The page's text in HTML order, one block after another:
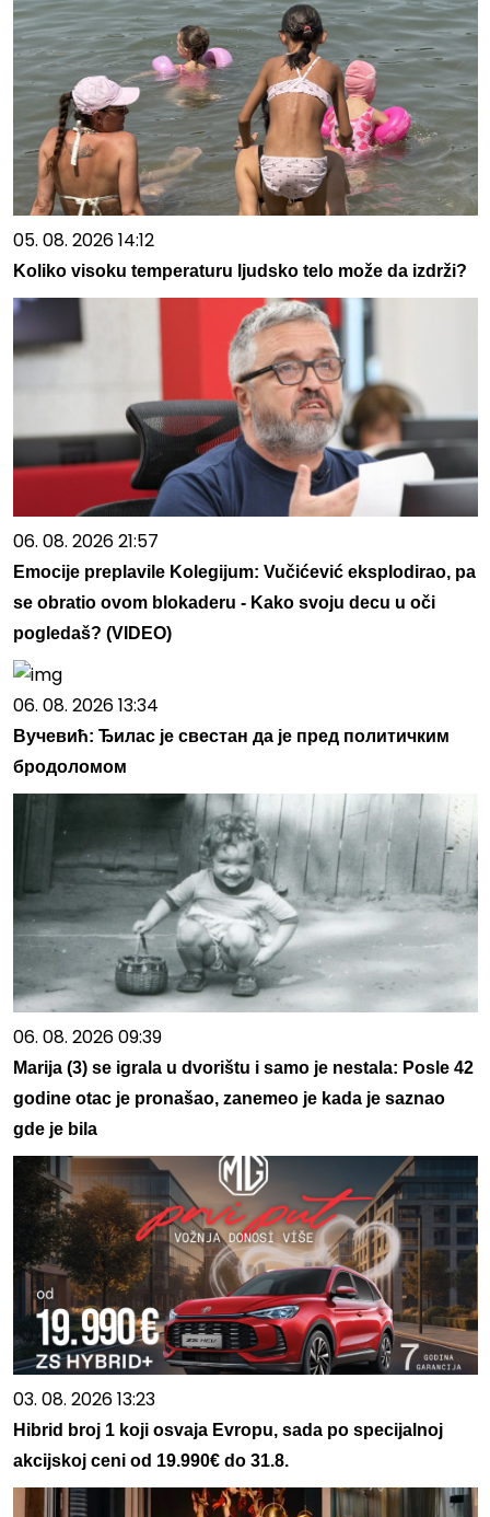
05. 08. 2026 14:12
Koliko visoku temperaturu ljudsko telo može da izdrži?
06. 08. 2026 21:57
Emocije preplavile Kolegijum: Vučićević eksplodirao, pa
se obratio ovom blokaderu - Kako svoju decu u oči
pogledaš? (VIDEO)
06. 08. 2026 13:34
Вучевић: Ђилас је свестан да је пред политичким
бродоломом
06. 08. 2026 09:39
Marija (3) se igrala u dvorištu i samo je nestala: Posle 42
godine otac je pronašao, zanemeo je kada je saznao
gde je bila
03. 08. 2026 13:23
Hibrid broj 1 koji osvaja Evropu, sada po specijalnoj
akcijskoj ceni od 19.990€ do 31.8.